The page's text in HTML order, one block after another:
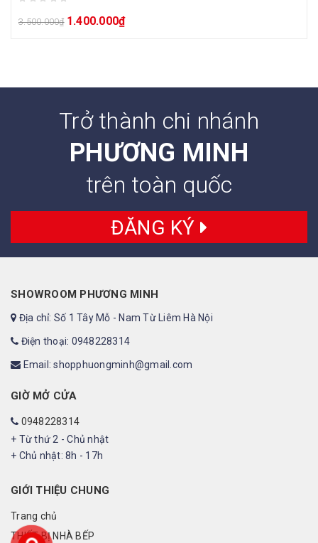
3.500.000₫ 1.400.000₫
Trở thành chi nhánh
PHƯƠNG MINH
trên toàn quốc
ĐĂNG KÝ
SHOWROOM PHƯƠNG MINH
Địa chỉ: Số 1 Tây Mỗ - Nam Từ Liêm Hà Nội
Điện thoại: 0948228314
Email: shopphuongminh@gmail.com
GIỜ MỞ CỬA
0948228314
+ Từ thứ 2 - Chủ nhật
+ Chủ nhật: 8h - 17h
GIỚI THIỆU CHUNG
Trang chủ
THIẾT BỊ NHÀ BẾP